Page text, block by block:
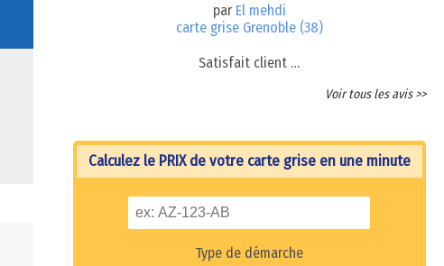
par El mehdi
carte grise Grenoble (38)
Satisfait client …
Voir tous les avis >>
Calculez le PRIX de votre carte grise en une minute
Type de démarche